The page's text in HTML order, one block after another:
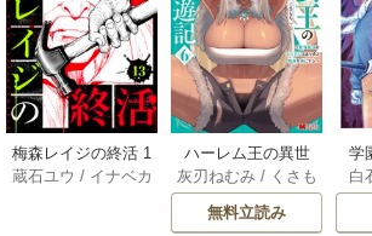
梅森レイジの終活 1
3巻
蔵石ユウ / イナベカ
ハーレム王の異世
界プレス漫遊記 ～
最強無双のおじさ
んはあらゆる種族
灰刃ねむみ / くさも
ち
無料立読み
学
ア
白